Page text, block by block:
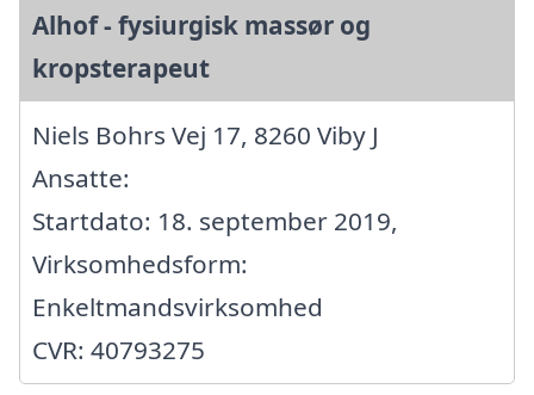
Alhof - fysiurgisk massør og
kropsterapeut
Niels Bohrs Vej 17, 8260 Viby J
Ansatte:
Startdato: 18. september 2019,
Virksomhedsform:
Enkeltmandsvirksomhed
CVR: 40793275